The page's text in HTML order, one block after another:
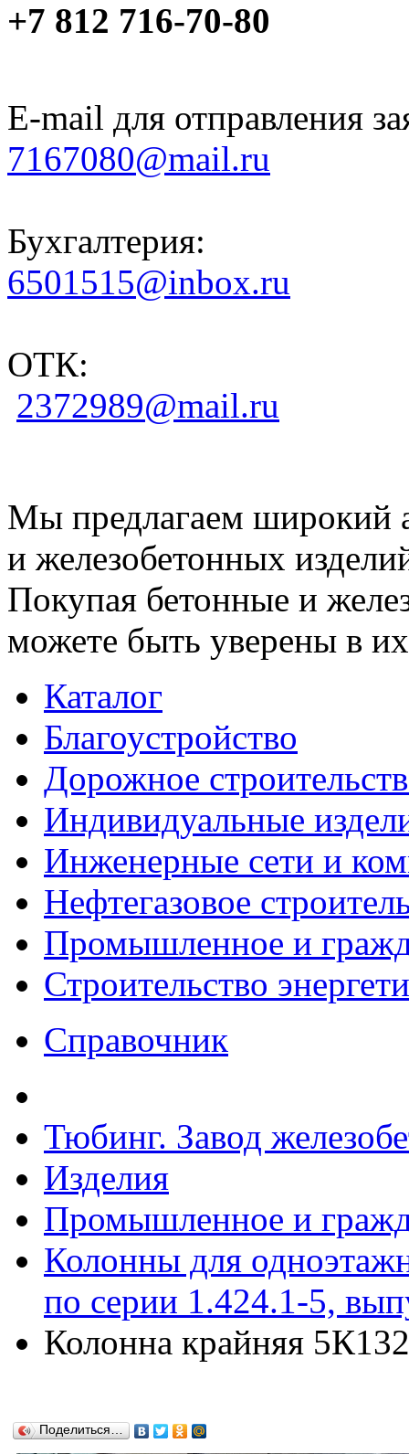
+7 812 716-70-80
E-mail для отправления
7167080@mail.ru
Бухгалтерия:
6501515@inbox.ru
ОТК:
2372989@mail.ru
Мы предлагаем широкий
и железобетонных
Покупая бетонные и
можете быть уверены в их
Каталог
Благоустройство
Дорожное
Индивидуальные
Инженерные сети и
Нефтегазовое
Промышленное и
Строительство
Справочник
Тюбинг. Завод
Изделия
Промышленное и
Колонны для
по серии 1.424.1-5,
Колонна крайняя
Поделиться…